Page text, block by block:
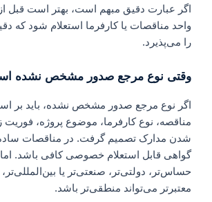
اگر عبارت دقیق مبهم است، بهتر است قبل از
واحد مناقصات یا کارفرما استعلام شود که
را می‌پذیرد.
وقتی نوع مرجع صدور مشخص نشده
اگر نوع مرجع صدور مشخص نشده، باید بر
مناقصه، نوع کارفرما، موضوع پروژه، فوریت
شدن مدارک تصمیم گرفت. در مناقصات
گواهی قابل استعلام خصوصی کافی باشد. اما
حساس‌تر، دولتی‌تر، صنعتی‌تر یا
معتبرتر می‌تواند منطقی‌تر باشد.